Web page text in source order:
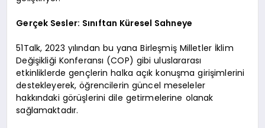
Gerçek Sesler: Sınıftan Küresel Sahneye
51Talk, 2023 yılından bu yana Birleşmiş Milletler İklim
Değişikliği Konferansı (COP) gibi uluslararası
etkinliklerde gençlerin halka açık konuşma girişimlerini
destekleyerek, öğrencilerin güncel meseleler
hakkındaki görüşlerini dile getirmelerine olanak
sağlamaktadır.